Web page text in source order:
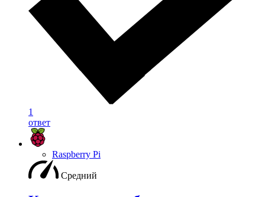
1
ответ
Raspberry Pi
Средний